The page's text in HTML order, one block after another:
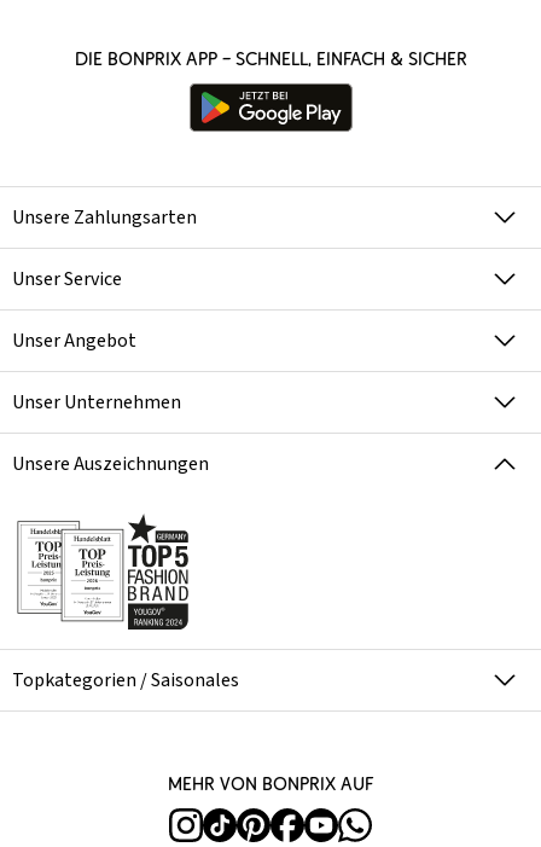
Die bonprix App – schnell, einfach & sicher
Unsere Zahlungsarten
Unser Service
Unser Angebot
Unser Unternehmen
Unsere Auszeichnungen
Topkategorien / Saisonales
Mehr von bonprix auf